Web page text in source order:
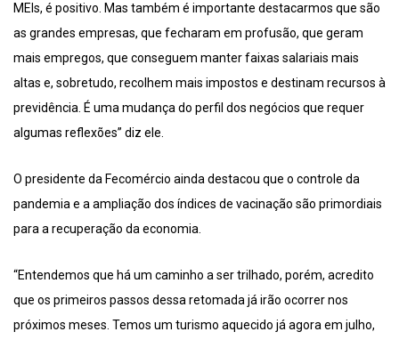
MEIs, é positivo. Mas também é importante destacarmos que são
as grandes empresas, que fecharam em profusão, que geram
mais empregos, que conseguem manter faixas salariais mais
altas e, sobretudo, recolhem mais impostos e destinam recursos à
previdência. É uma mudança do perfil dos negócios que requer
algumas reflexões” diz ele.
O presidente da Fecomércio ainda destacou que o controle da
pandemia e a ampliação dos índices de vacinação são primordiais
para a recuperação da economia.
“Entendemos que há um caminho a ser trilhado, porém, acredito
que os primeiros passos dessa retomada já irão ocorrer nos
próximos meses. Temos um turismo aquecido já agora em julho,